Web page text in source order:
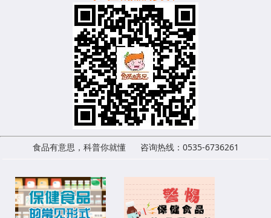
食品有意思，科普你就懂 咨询热线：0535-6736261